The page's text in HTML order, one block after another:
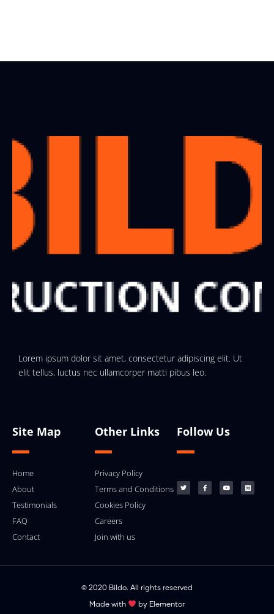
Lorem ipsum dolor sit amet, consectetur adipiscing elit. Ut
elit tellus, luctus nec ullamcorper matti pibus leo.
Site Map
Home
About
Testimonials
FAQ
Contact
Other Links
Privacy Policy
Terms and Conditions
Cookies Policy
Careers
Join with us
Follow Us
© 2020 Bildo. All rights reserved
Made with by Elementor